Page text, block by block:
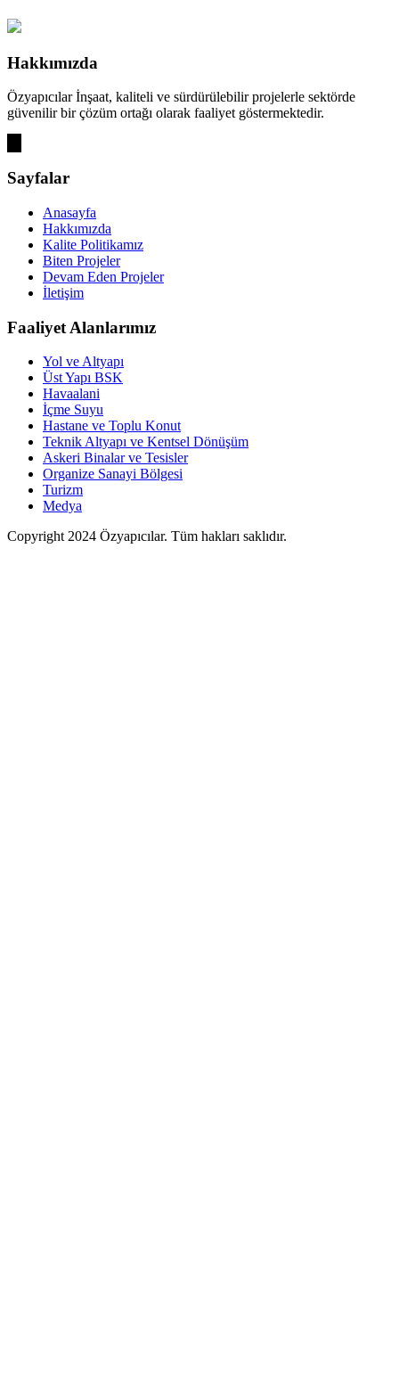
Hakkımızda
Özyapıcılar İnşaat, kaliteli ve sürdürülebilir projelerle sektörde
güvenilir bir çözüm ortağı olarak faaliyet göstermektedir.
Sayfalar
Anasayfa
Hakkımızda
Kalite Politikamız
Biten Projeler
Devam Eden Projeler
İletişim
Faaliyet Alanlarımız
Yol ve Altyapı
Üst Yapı BSK
Havaalani
İçme Suyu
Hastane ve Toplu Konut
Teknik Altyapı ve Kentsel Dönüşüm
Askeri Binalar ve Tesisler
Organize Sanayi Bölgesi
Turizm
Medya
Copyright 2024 Özyapıcılar. Tüm hakları saklıdır.